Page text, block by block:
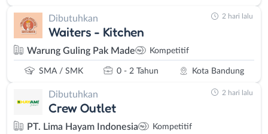
Dibutuhkan
Waiters - Kitchen
Warung Guling Pak Made Kompetitif
SMA / SMK 0 - 2 Tahun Kota Bandung
2 hari lalu
Dibutuhkan
Crew Outlet
PT. Lima Hayam Indonesia Kompetitif
2 hari lalu